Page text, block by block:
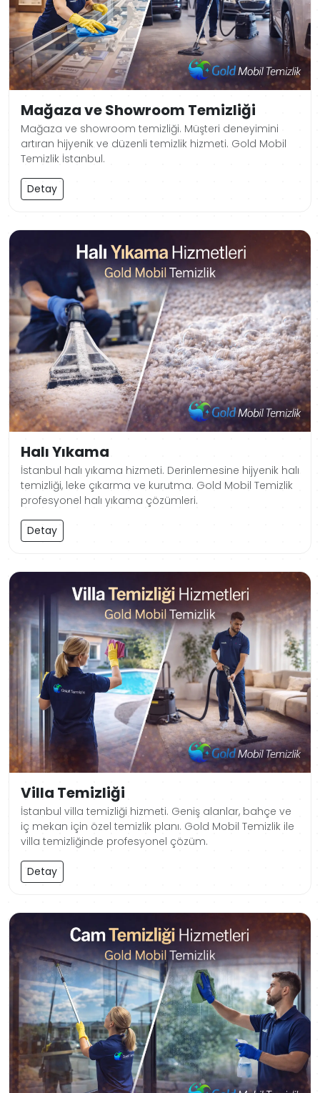
Mağaza ve Showroom Temizliği
Mağaza ve showroom temizliği. Müşteri deneyimini
artıran hijyenik ve düzenli temizlik hizmeti. Gold Mobil
Temizlik İstanbul.
Detay
Halı Yıkama
İstanbul halı yıkama hizmeti. Derinlemesine hijyenik halı
temizliği, leke çıkarma ve kurutma. Gold Mobil Temizlik
profesyonel halı yıkama çözümleri.
Detay
Villa Temizliği
İstanbul villa temizliği hizmeti. Geniş alanlar, bahçe ve
iç mekan için özel temizlik planı. Gold Mobil Temizlik ile
villa temizliğinde profesyonel çözüm.
Detay